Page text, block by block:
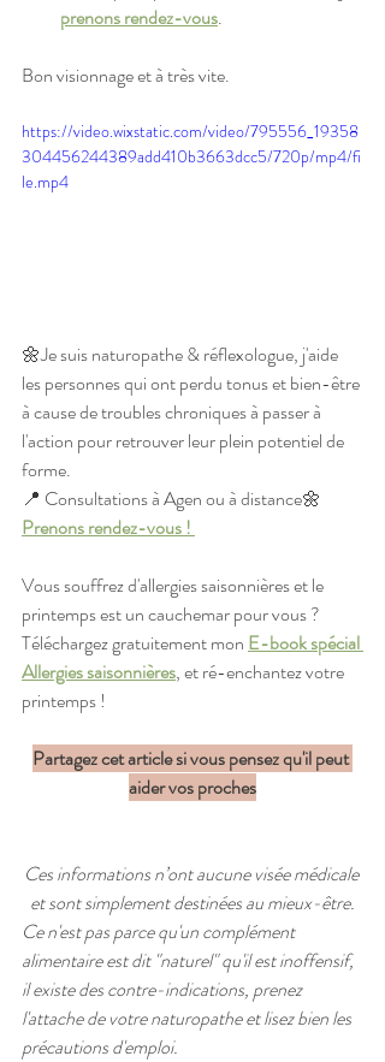
prenons rendez-vous.
Bon visionnage et à très vite.
https://video.wixstatic.com/video/795556_19358
304456244389add410b3663dcc5/720p/mp4/fi
le.mp4
🌼Je suis naturopathe & réflexologue, j'aide
les personnes qui ont perdu tonus et bien-être
à cause de troubles chroniques à passer à
l'action pour retrouver leur plein potentiel de
forme.
📍 Consultations à Agen ou à distance🌼
Prenons rendez-vous !
Vous souffrez d'allergies saisonnières et le
printemps est un cauchemar pour vous ?
Téléchargez gratuitement mon E-book spécial
Allergies saisonnières, et ré-enchantez votre
printemps !
Partagez cet article si vous pensez qu'il peut
aider vos proches
Ces informations n’ont aucune visée médicale
et sont simplement destinées au mieux-être.
Ce n'est pas parce qu'un complément
alimentaire est dit "naturel" qu'il est inoffensif,
il existe des contre-indications, prenez
l'attache de votre naturopathe et lisez bien les
précautions d'emploi.